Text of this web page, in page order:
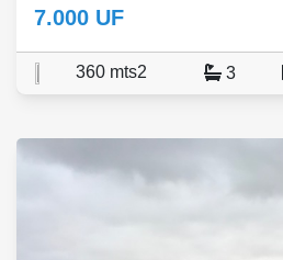
7.000 UF
360 mts2 3